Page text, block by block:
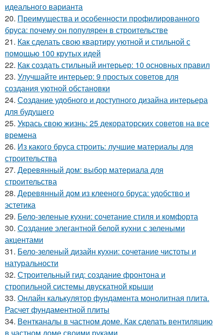
идеального варианта
20. Преимущества и особенности профилированного
бруса: почему он популярен в строительстве
21. Как сделать свою квартиру уютной и стильной с
помощью 100 крутых идей
22. Как создать стильный интерьер: 10 основных правил
23. Улучшайте интерьер: 9 простых советов для
создания уютной обстановки
24. Создание удобного и доступного дизайна интерьера
для будущего
25. Укрась свою жизнь: 25 декораторских советов на все
времена
26. Из какого бруса строить: лучшие материалы для
строительства
27. Деревянный дом: выбор материала для
строительства
28. Деревянный дом из клееного бруса: удобство и
эстетика
29. Бело-зеленые кухни: сочетание стиля и комфорта
30. Создание элегантной белой кухни с зелеными
акцентами
31. Бело-зеленый дизайн кухни: сочетание чистоты и
натуральности
32. Строительный гид: создание фронтона и
стропильной системы двускатной крыши
33. Онлайн калькулятор фундамента монолитная плита.
Расчет фундаментной плиты
34. Вентканалы в частном доме. Как сделать вентиляцию